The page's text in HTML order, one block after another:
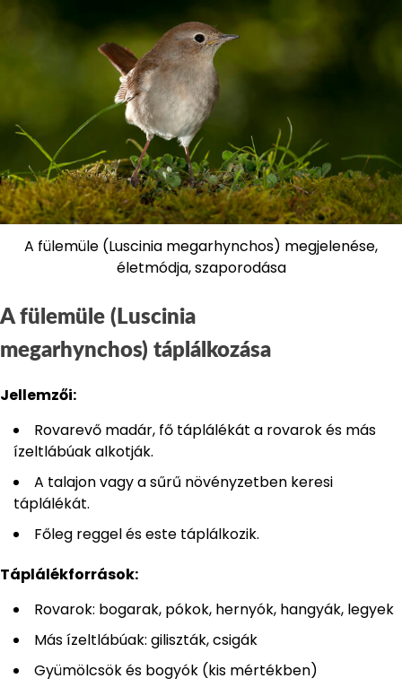
A fülemüle (Luscinia megarhynchos) megjelenése,
életmódja, szaporodása
A fülemüle (Luscinia
megarhynchos) táplálkozása
Jellemzői:
Rovarevő madár, fő táplálékát a rovarok és más
ízeltlábúak alkotják.
A talajon vagy a sűrű növényzetben keresi
táplálékát.
Főleg reggel és este táplálkozik.
Táplálékforrások:
Rovarok: bogarak, pókok, hernyók, hangyák, legyek
Más ízeltlábúak: giliszták, csigák
Gyümölcsök és bogyók (kis mértékben)